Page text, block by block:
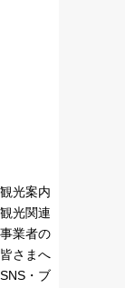
観光案内
観光関連
事業者の
皆さまへ
SNS・ブ